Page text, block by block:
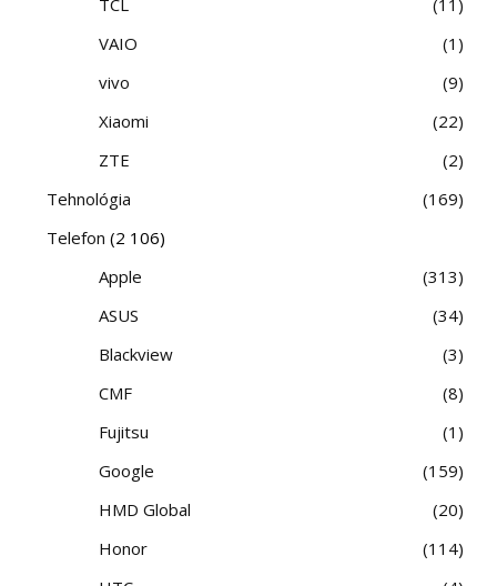
VAIO
1
vivo
9
Xiaomi
22
ZTE
2
Tehnológia
169
Telefon (2 106)
Apple
313
ASUS
34
Blackview
3
CMF
8
Fujitsu
1
Google
159
HMD Global
20
Honor
114